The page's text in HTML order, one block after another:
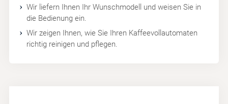
Wir liefern Ihnen Ihr Wunschmodell und weisen Sie in
die Bedienung ein.
Wir zeigen Ihnen, wie Sie Ihren Kaffeevollautomaten
richtig reinigen und pflegen.